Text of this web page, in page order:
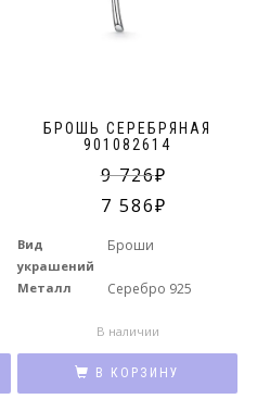
БРОШЬ СЕРЕБРЯНАЯ
901082614
9 726
7 586
Вид
украшений
Броши
Металл Серебро 925
В наличии
В КОРЗИНУ